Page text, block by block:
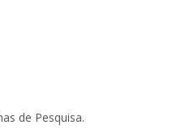
de Pesquisa.